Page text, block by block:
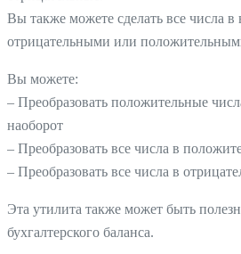
Вы также можете сделать все числа
отрицательными или
Вы можете:
– Преобразовать положительные
наоборот
– Преобразовать все числа в
– Преобразовать все числа в
Эта утилита также может быть
бухгалтерского баланса.